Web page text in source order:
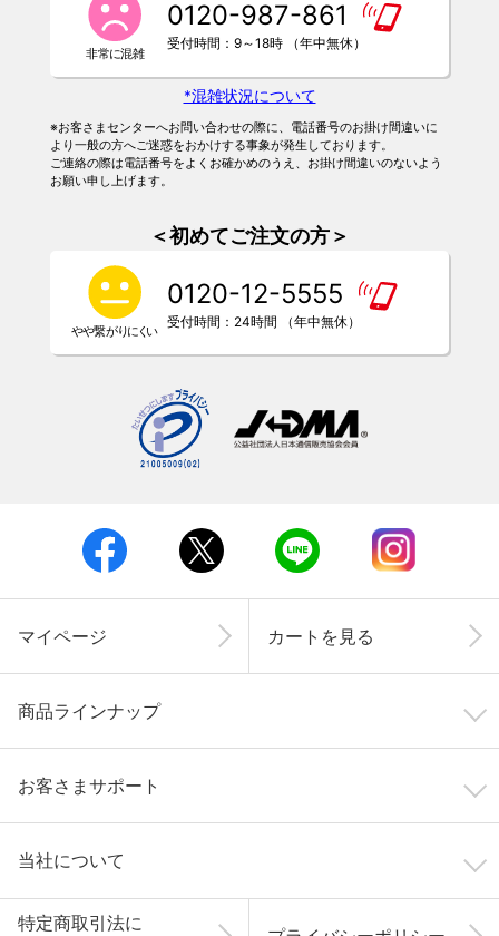
0120-987-861
受付時間：9～18時 （年中無休）
*混雑状況について
※お客さまセンターへお問い合わせの際に、電話番号のお掛け間違いに
より一般の方へご迷惑をおかけする事象が発生しております。
ご連絡の際は電話番号をよくお確かめのうえ、お掛け間違いのないよう
お願い申し上げます。
＜初めてご注文の方＞
0120-12-5555
受付時間：24時間 （年中無休）
マイページ カートを見る
商品ラインナップ
お客さまサポート
当社について
特定商取引法に